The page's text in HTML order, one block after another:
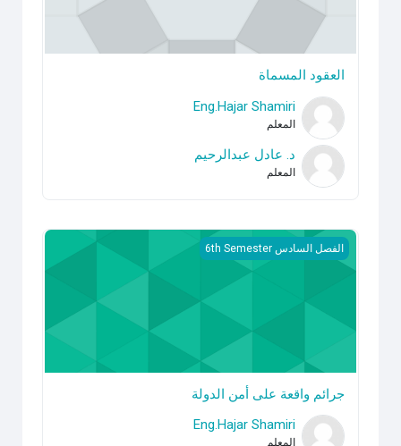
العقود المسماة
Eng.Hajar Shamiri
المعلم
د. عادل عبدالرحيم
المعلم
جرائم واقعة على أمن الدولة
الفصل السادس 6th Semester
جرائم واقعة على أمن الدولة
Eng.Hajar Shamiri
المعلم